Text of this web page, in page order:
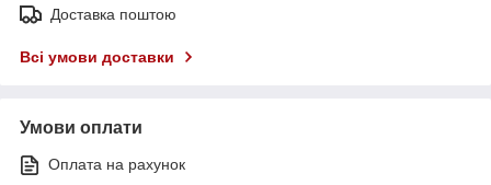
Доставка поштою
Всі умови доставки
Умови оплати
Оплата на рахунок